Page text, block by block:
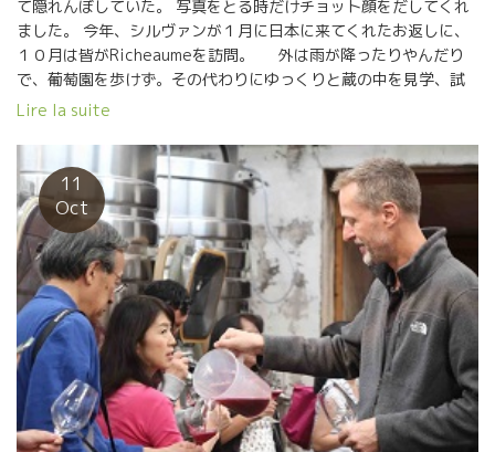
て隠れんぼしていた。 写真をとる時だけチョット顔をだしてくれ
ました。 今年、シルヴァンが１月に日本に来てくれたお返しに、
１０月は皆がRicheaumeを訪問。 外は雨が降ったりやんだり
で、葡萄園を歩けず。その代わりにゆっくりと蔵の中を見学、試
飲。 １８年産、今、醸造中の、発酵前のジュース、発酵が始まっ
は、ローマ時代に村があって、ここでワイン造りも行われていた
遺跡がある。 建物の土台の遺跡の中からバッカスの顔の焼き物が
出てきたとのこと。 そして、最後にローマ時代の遺跡後に建
てたテースティング部屋で、テーブルを囲んだ。
Lire la suite
11
Oct